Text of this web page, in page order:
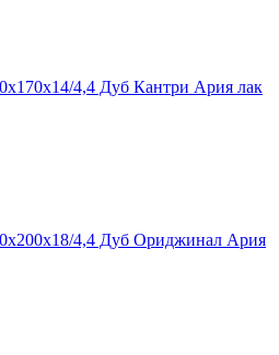
4,4 Дуб Кантри Ария лак
4,4 Дуб Ориджинал Ария